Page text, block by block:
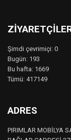
Şimdi çevrimiçi: 0
Bugün: 193
Bu hafta: 1669
Tümü: 417149
ADRES
PIRIMLAR MOBİLYA